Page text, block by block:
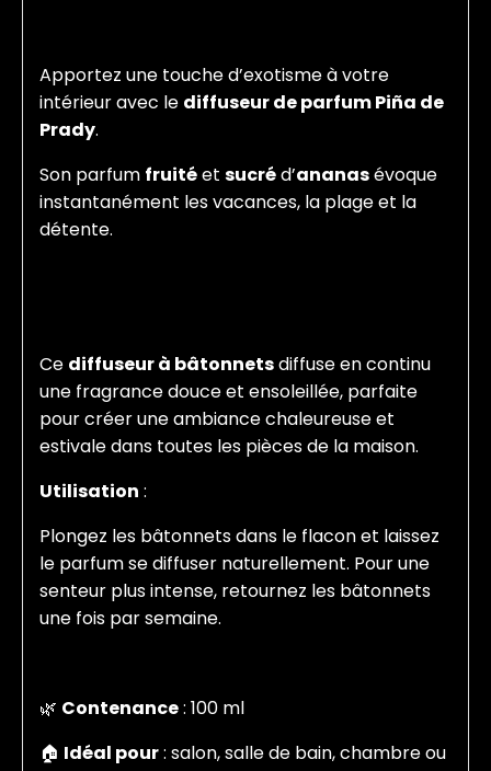
Apportez une touche d’exotisme à votre
intérieur avec le diffuseur de parfum Piña de
Prady.
Son parfum fruitéet sucréd’ananasévoque
instantanément les vacances, la plage et la
détente.
Ce diffuseur à bâtonnetsdiffuse en continu
une fragrance douce et ensoleillée, parfaite
pour créer une ambiance chaleureuse et
estivale dans toutes les pièces de la maison.
Utilisation :
Plongez les bâtonnets dans le flacon et laissez
le parfum se diffuser naturellement. Pour une
senteur plus intense, retournez les bâtonnets
une fois par semaine.
🌿 Contenance: 100 ml
🏠 Idéal pour: salon, salle de bain, chambre ou